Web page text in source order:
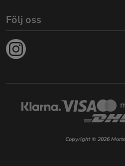
Följ oss
Copyright © 2026